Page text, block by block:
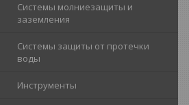
Системы молниезащиты и
заземления
Системы защиты от протечки
воды
Инструменты